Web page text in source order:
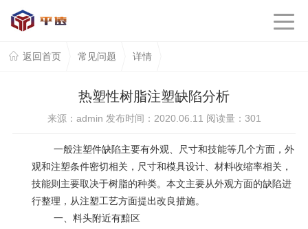
返回首页 常见问题 详情
热塑性树脂注塑缺陷分析
来源：admin 发布时间：2020.06.11 阅读量： 301
一般注塑件缺陷主要有外观、尺寸和技能等几个方面，外
观和注塑条件密切相关，尺寸和模具设计、材料收缩率相关，
技能则主要取决于树脂的种类。本文主要从外观方面的缺陷进
行整理，从注塑工艺方面提出改良措施。
一、料头附近有黯区